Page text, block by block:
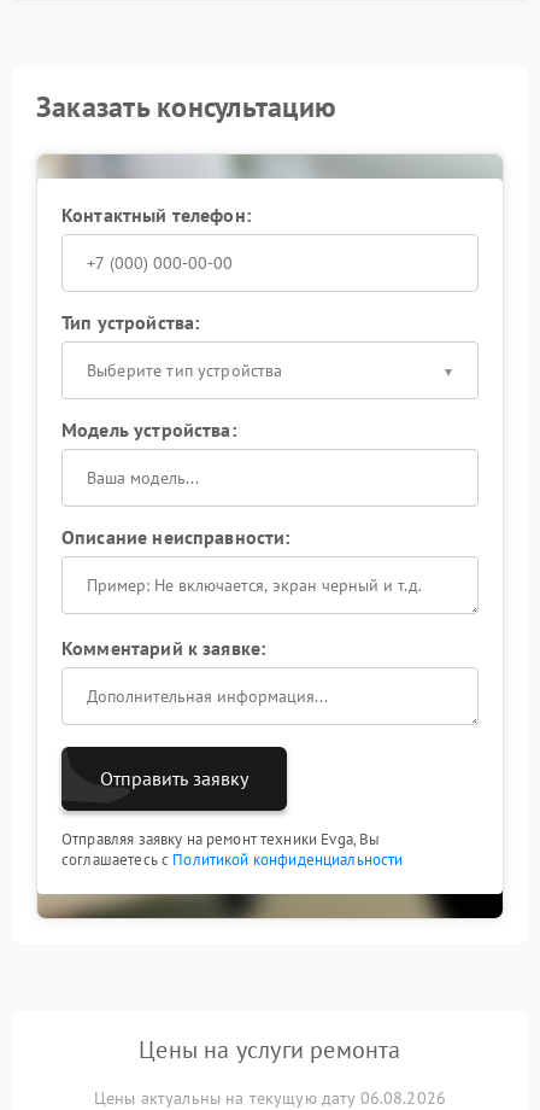
Заказать консультацию
Контактный телефон:
Тип устройства:
Выберите тип устройства
Модель устройства:
Описание неисправности:
Комментарий к заявке:
Отправить заявку
Отправляя заявку на ремонт техники Evga, Вы
соглашаетесь с Политикой конфиденциальности
Цены на услуги ремонта
Цены актуальны на текущую дату 06.08.2026